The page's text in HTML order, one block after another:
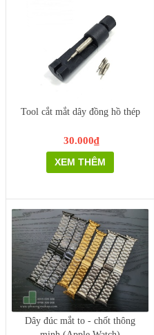
Tool cắt mắt dây đồng hồ thép
30.000₫
XEM THÊM
Dây đúc mắt to - chốt thông